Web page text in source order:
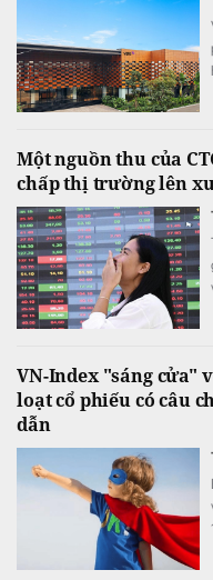
Một nguồn thu của
chấp thị trường lên
VN-Index "sáng cửa"
loạt cổ phiếu có câu
dẫn